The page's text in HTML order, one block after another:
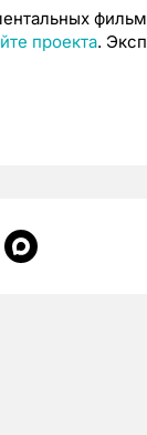
проекта.